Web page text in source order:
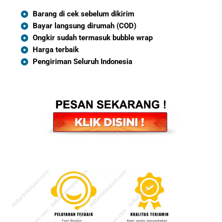
Barang di cek sebelum dikirim
Bayar langsung dirumah (COD)
Ongkir sudah termasuk bubble wrap
Harga terbaik
Pengiriman Seluruh Indonesia